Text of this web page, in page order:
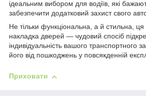
ідеальним вибором для водіїв, які
забезпечити додатковий захист свого
Не тільки функціональна, а й стильна, ця
накладка дверей — чудовий спосіб
індивідуальність вашого транспортного
його від пошкоджень у повсякденній
Приховати